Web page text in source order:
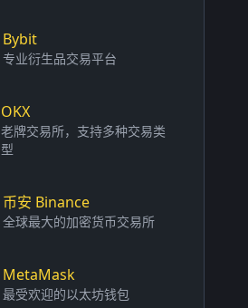
Bybit
专业衍生品交易平台
OKX
老牌交易所，支持多种交易类
型
币安 Binance
全球最大的加密货币交易所
MetaMask
最受欢迎的以太坊钱包